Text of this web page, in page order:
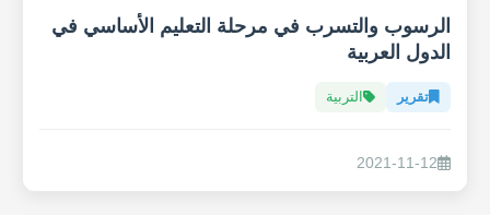
الرسوب والتسرب في مرحلة التعليم الأساسي في
الدول العربية
تقرير التربية
2021-11-12